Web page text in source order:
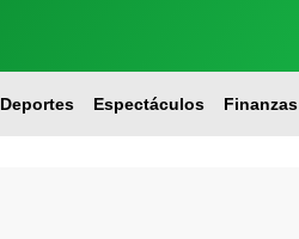
Deportes Espectáculos Finanzas